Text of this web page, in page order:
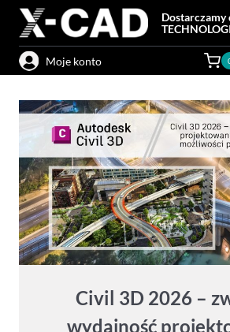
Przejdź
treści
Dostarczamy
Moje konto
Civil 3D 2026 –
wydajność